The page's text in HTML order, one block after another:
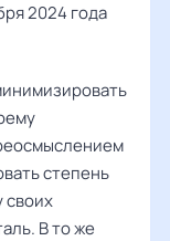
2024 года
степень
своих
В то же